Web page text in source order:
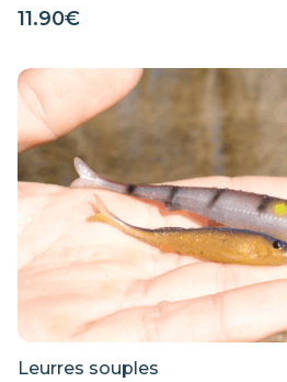
11.90€
Leurres souples